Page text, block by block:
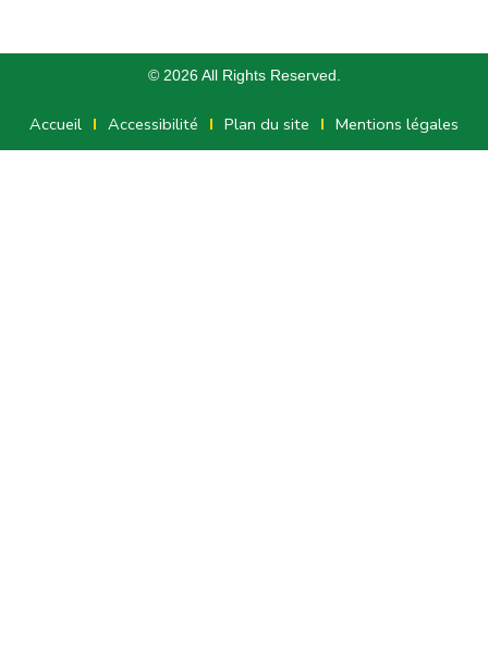
© 2026 All Rights Reserved.
Accueil Accessibilité Plan du site Mentions légales